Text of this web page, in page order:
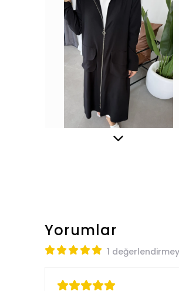
Yorumlar
1